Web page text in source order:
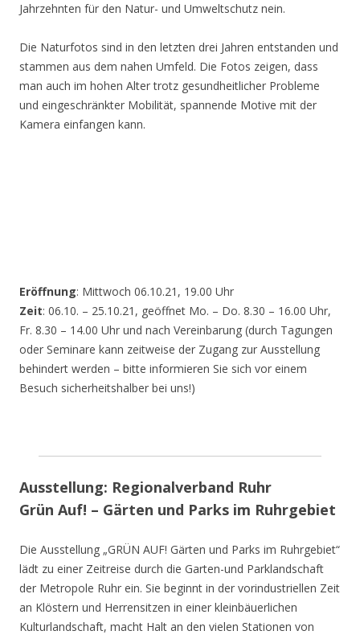
Jahrzehnten für den Natur- und Umweltschutz nein.
Die Naturfotos sind in den letzten drei Jahren entstanden und
stammen aus dem nahen Umfeld. Die Fotos zeigen, dass
man auch im hohen Alter trotz gesundheitlicher Probleme
und eingeschränkter Mobilität, spannende Motive mit der
Kamera einfangen kann.
Eröffnung: Mittwoch 06.10.21, 19.00 Uhr
Zeit: 06.10. – 25.10.21, geöffnet Mo. – Do. 8.30 – 16.00 Uhr,
Fr. 8.30 – 14.00 Uhr und nach Vereinbarung (durch Tagungen
oder Seminare kann zeitweise der Zugang zur Ausstellung
behindert werden – bitte informieren Sie sich vor einem
Besuch sicherheitshalber bei uns!)
Ausstellung: Regionalverband Ruhr
Grün Auf! – Gärten und Parks im Ruhrgebiet
Die Ausstellung „GRÜN AUF! Gärten und Parks im Ruhrgebiet“
lädt zu einer Zeitreise durch die Garten-und Parklandschaft
der Metropole Ruhr ein. Sie beginnt in der vorindustriellen Zeit
an Klöstern und Herrensitzen in einer kleinbäuerlichen
Kulturlandschaft, macht Halt an den vielen Stationen von